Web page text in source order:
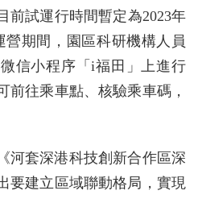
前試運行時間暫定為2023年
營期間，園區科研機構人員
信小程序「i福田」上進行
前往乘車點、核驗乘車碼，
河套深港科技創新合作區深
要建立區域聯動格局，實現